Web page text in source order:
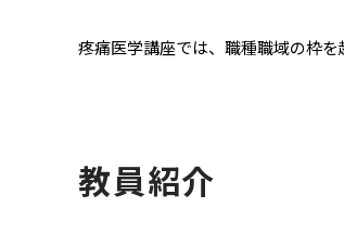
疼痛医学講座では、職種職域の枠を
教員紹介